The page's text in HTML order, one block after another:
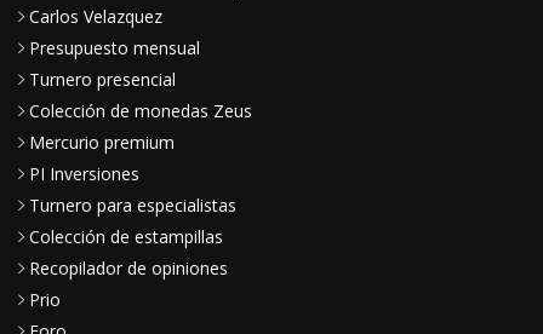
Carlos Velazquez
Presupuesto mensual
Turnero presencial
Colección de monedas Zeus
Mercurio premium
PI Inversiones
Turnero para especialistas
Colección de estampillas
Recopilador de opiniones
Prio